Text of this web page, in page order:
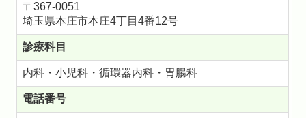
〒367-0051
埼玉県本庄市本庄4丁目4番12号
診療科目
内科・小児科・循環器内科・胃腸科
電話番号